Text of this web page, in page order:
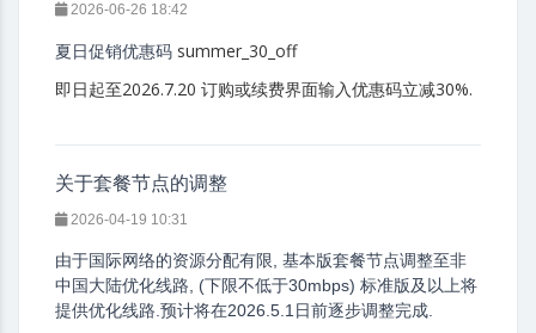
2026-06-26 18:42
夏日促销优惠码 summer_30_off
即日起至2026.7.20 订购或续费界面输入优惠码立减30%.
关于套餐节点的调整
2026-04-19 10:31
由于国际网络的资源分配有限, 基本版套餐节点调整至非
中国大陆优化线路, (下限不低于30mbps) 标准版及以上将
提供优化线路.预计将在2026.5.1日前逐步调整完成.